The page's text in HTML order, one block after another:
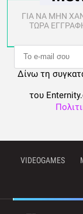
ΓΙΑ ΝΑ ΜΗΝ
ΤΩΡΑ ΕΓΓΡΑΦΗ
Δίνω τη
του
VIDEOGAMES